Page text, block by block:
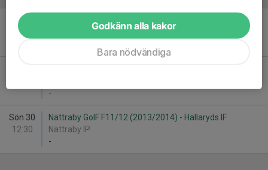
Lör 15
11:00
Hällaryds IF - Rödeby AIF F2013/2014
Klockarebacken
-
Sön 30
12:30
Nättraby GoIF F11/12 (2013/2014) - Hällaryds IF
Nättraby IP
-
Godkänn alla kakor
Bara nödvändiga